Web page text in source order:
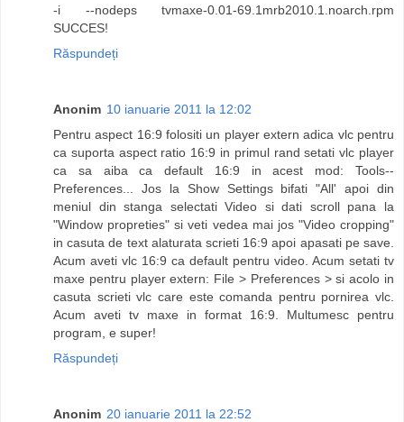
-i --nodeps tvmaxe-0.01-69.1mrb2010.1.noarch.rpm
SUCCES!
Răspundeți
Anonim 10 ianuarie 2011 la 12:02
Pentru aspect 16:9 folositi un player extern adica vlc pentru
ca suporta aspect ratio 16:9 in primul rand setati vlc player
ca sa aiba ca default 16:9 in acest mod: Tools--
Preferences... Jos la Show Settings bifati "All' apoi din
meniul din stanga selectati Video si dati scroll pana la
"Window propreties" si veti vedea mai jos "Video cropping"
in casuta de text alaturata scrieti 16:9 apoi apasati pe save.
Acum aveti vlc 16:9 ca default pentru video. Acum setati tv
maxe pentru player extern: File > Preferences > si acolo in
casuta scrieti vlc care este comanda pentru pornirea vlc.
Acum aveti tv maxe in format 16:9. Multumesc pentru
program, e super!
Răspundeți
Anonim 20 ianuarie 2011 la 22:52